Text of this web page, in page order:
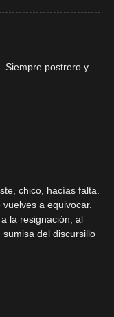
Siempre postrero y
chico, hacías falta.
a equivocar.
la resignación, al
del discursillo